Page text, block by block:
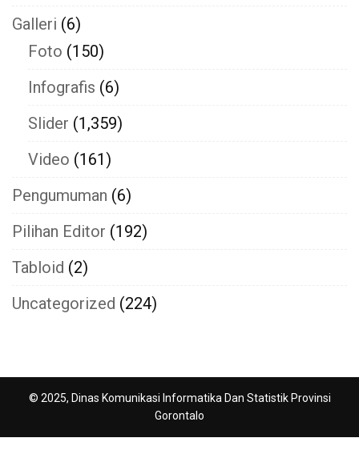
Galleri (6)
Foto (150)
Infografis (6)
Slider (1,359)
Video (161)
Pengumuman (6)
Pilihan Editor (192)
Tabloid (2)
Uncategorized (224)
© 2025, Dinas Komunikasi Informatika Dan Statistik Provinsi
Gorontalo